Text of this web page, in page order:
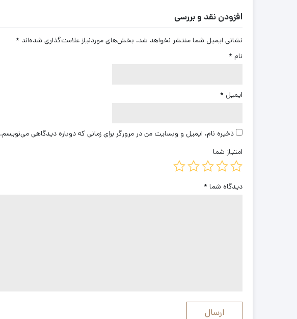
افزودن نقد و بررسی
نشانی ایمیل شما منتشر نخواهد شد. بخش‌های موردنیاز علامت‌گذاری شده‌اند *
نام *
ایمیل *
ذخیره نام، ایمیل و وبسایت من در مرورگر برای زمانی که دوباره دیدگاهی می‌نویسم.
امتیاز شما
دیدگاه شما *